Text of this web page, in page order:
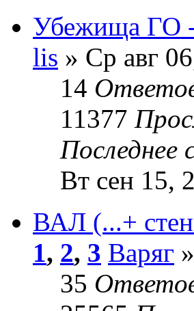
Убежища ГО -
lis » Ср авг
14
11377
Последнее
Вт сен 15,
ВАЛ (...+
1, 2, 3 Варяг
35